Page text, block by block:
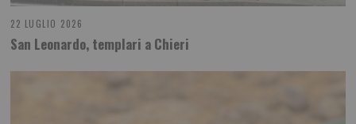
22 LUGLIO 2026
San Leonardo, templari a Chieri